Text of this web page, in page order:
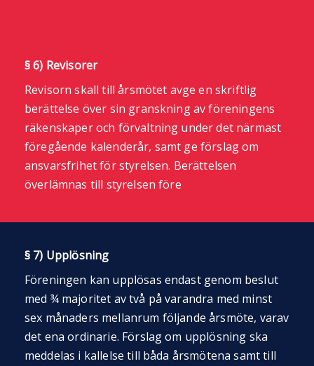
§ 6) Revisorer
Revisorn skall till årsmötet avge en skriftlig
berättelse över sin granskning av föreningens
räkenskaper och förvaltning under det närmast
föregående kalenderår, samt ge förslag om
ansvarsfrihet för styrelsen. Berättelsen
överlämnas till styrelsen före
§ 7) Upplösning
Föreningen kan upplösas endast genom beslut
med ¾ majoritet av två på varandra med minst
sex månaders mellanrum följande årsmöte, varav
det ena ordinarie. Förslag om upplösning ska
meddelas i kallelse till båda årsmötena samt till